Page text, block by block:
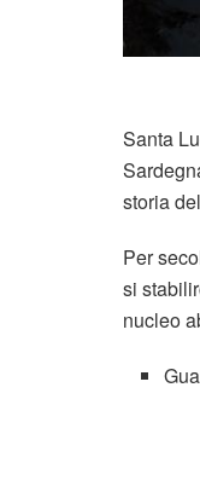
Santa
storia
Per
si
nucleo